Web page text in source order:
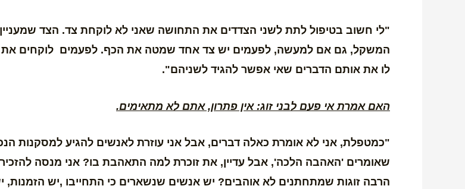
"לי חשוב בטיפול לתת לשני הצדדים את התחושה שאני לא לוקחת צד. הצד שמעניין
המשקל, גם אם למעשה, לפעמים יש צד אחד שמטה את הכף. לפעמים לוקחים את
לו את אותם הדברים שאי אפשר להגיד לשניהם".
האם אמרת אי פעם לבני זוג: אין פתרון, אתם לא מתאימים.
"כמטפלת, אני לא אומרת כאלה דברים, אבל אני עוזרת לאנשים להגיע למסקנות
שאומרים 'האהבה הלכה', אבל עדיין, את זוכרת למה התאהבת בו? אני מנסה
הרבה זוגות שמתחתנים לא אוהבים? יש אנשים שנשארים כי התחייבו ,יש